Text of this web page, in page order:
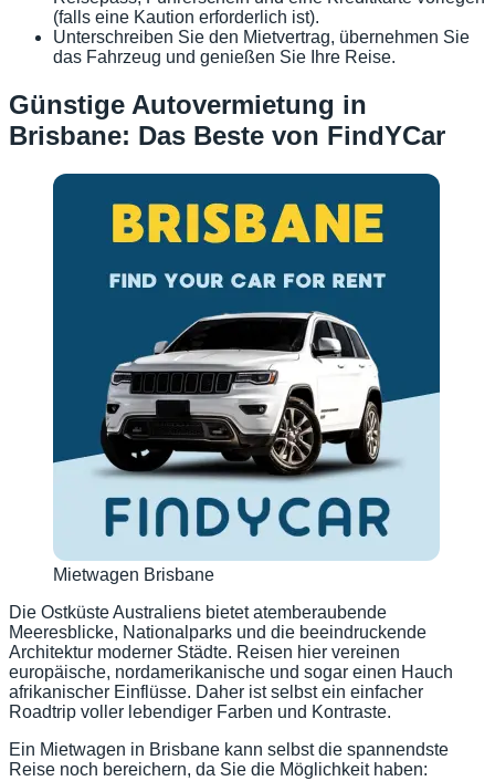
(falls eine Kaution erforderlich ist).
Unterschreiben Sie den Mietvertrag, übernehmen Sie
das Fahrzeug und genießen Sie Ihre Reise.
Günstige Autovermietung in
Brisbane: Das Beste von FindYCar
Mietwagen Brisbane
Die Ostküste Australiens bietet atemberaubende
Meeresblicke, Nationalparks und die beeindruckende
Architektur moderner Städte. Reisen hier vereinen
europäische, nordamerikanische und sogar einen Hauch
afrikanischer Einflüsse. Daher ist selbst ein einfacher
Roadtrip voller lebendiger Farben und Kontraste.
Ein Mietwagen in Brisbane kann selbst die spannendste
Reise noch bereichern, da Sie die Möglichkeit haben: